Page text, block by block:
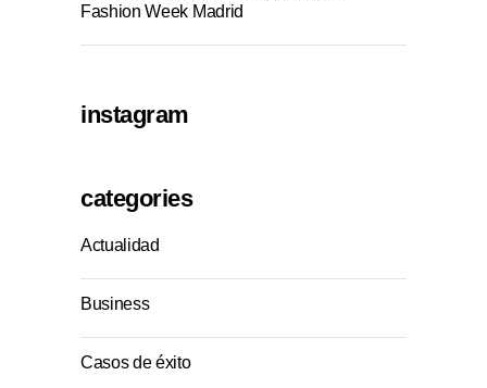
Fashion Week Madrid
instagram
categories
Actualidad
Business
Casos de éxito